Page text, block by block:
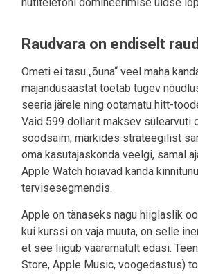
Raudvara on endiselt
Ometi ei tasu „õuna“ veel maha
majandusaastat toetab tugev
seeria järele ning ootamatu hitt-
Vaid 599 dollarit maksev sülearvuti
soodsaim, märkides strateegilist
oma kasutajaskonda veelgi, samal
Apple Watch hoiavad kanda
tervisesegmendis.
Apple on tänaseks nagu hiiglaslik
kui kurssi on vaja muuta, on selle
et see liigub vääramatult edasi.
Store, Apple Music, voogedastus)